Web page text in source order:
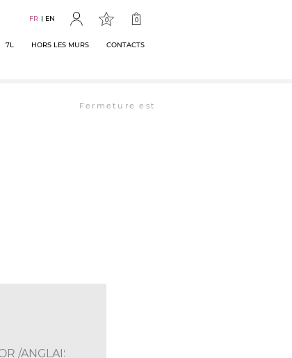
FR EN 0 0
7L HORS LES MURS CONTACTS
Fermeture estivale : la librairie est ouverte